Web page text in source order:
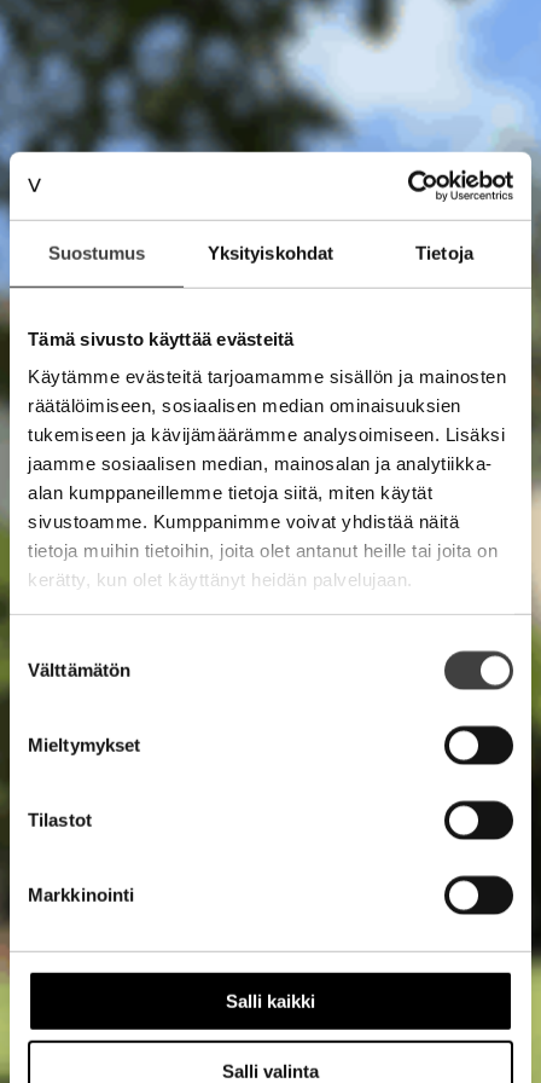
Suostumus Yksityiskohdat Tietoja
Tämä sivusto käyttää evästeitä
Käytämme evästeitä tarjoamamme sisällön ja mainosten
räätälöimiseen, sosiaalisen median ominaisuuksien
tukemiseen ja kävijämäärämme analysoimiseen. Lisäksi
jaamme sosiaalisen median, mainosalan ja analytiikka-
alan kumppaneillemme tietoja siitä, miten käytät
sivustoamme. Kumppanimme voivat yhdistää näitä
tietoja muihin tietoihin, joita olet antanut heille tai joita on
kerätty, kun olet käyttänyt heidän palvelujaan.
valinta
Välttämätön
Mieltymykset
Tilastot
Markkinointi
Salli kaikki
Salli valinta